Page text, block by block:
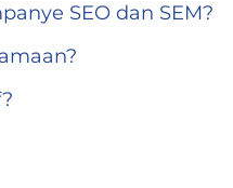
SEO dan SEM?